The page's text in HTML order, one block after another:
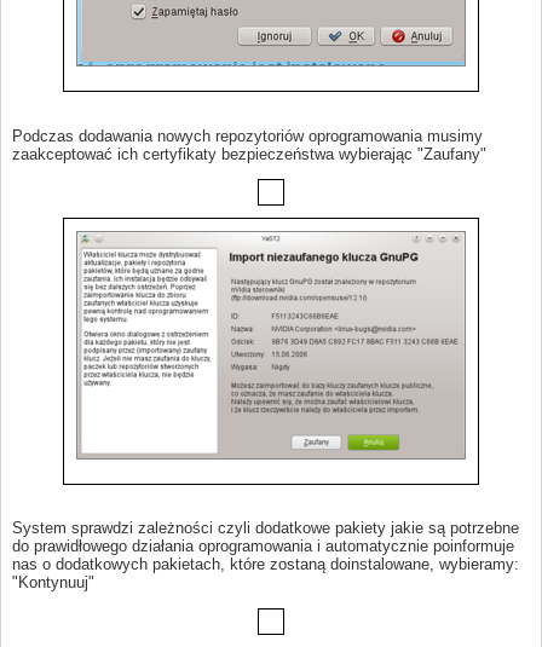
Podczas dodawania nowych repozytoriów oprogramowania musimy
zaakceptować ich certyfikaty bezpieczeństwa wybierając "Zaufany"
System sprawdzi zależności czyli dodatkowe pakiety jakie są potrzebne
do prawidłowego działania oprogramowania i automatycznie poinformuje
nas o dodatkowych pakietach, które zostaną doinstalowane, wybieramy:
"Kontynuuj"